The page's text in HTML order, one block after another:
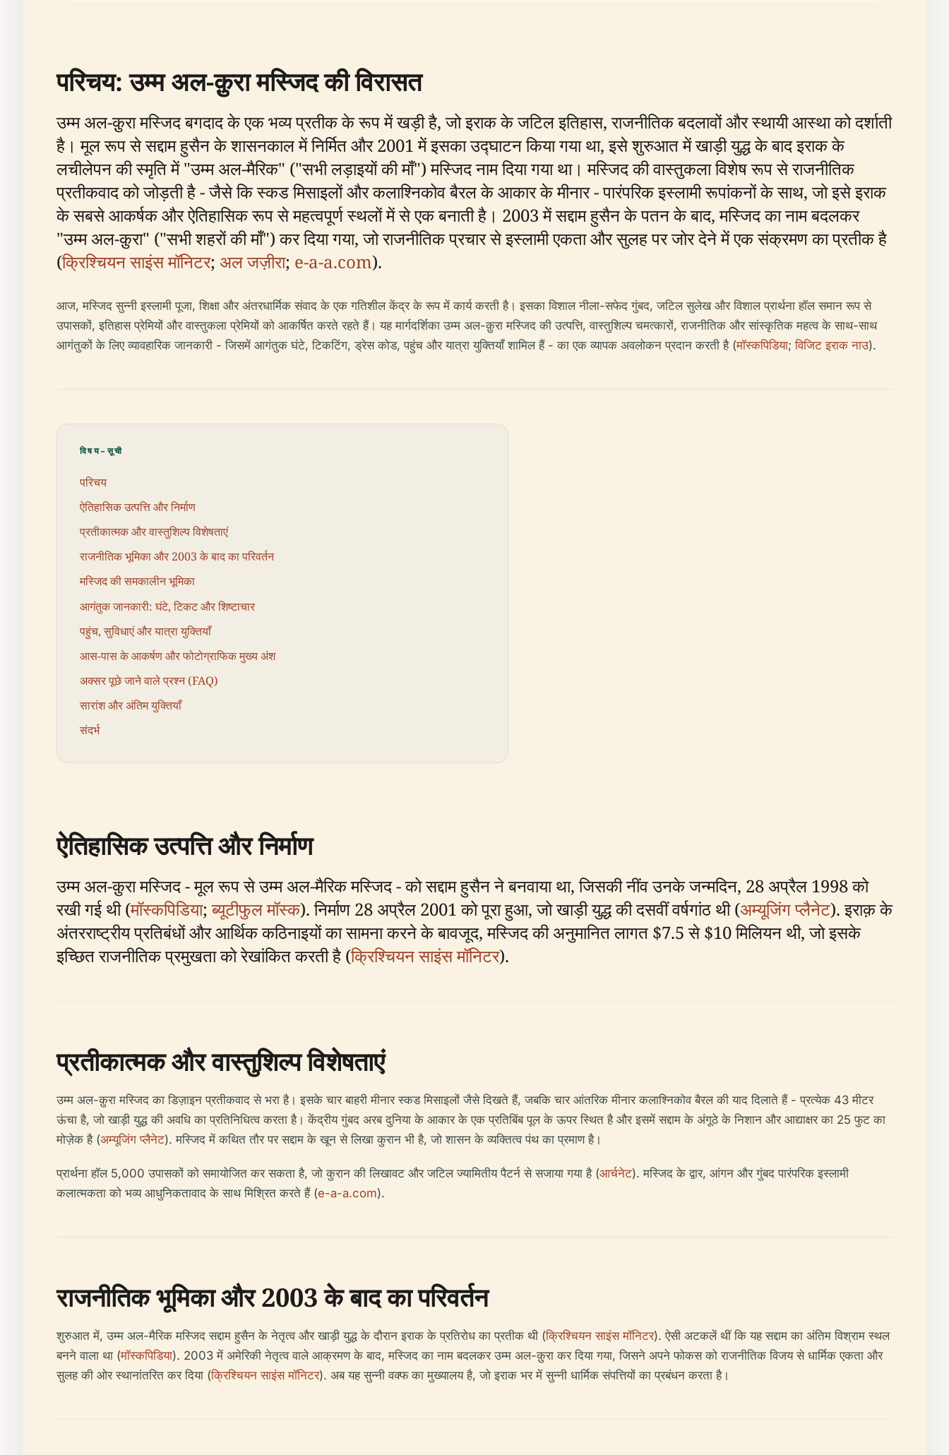
परिचय: उम्म अल-क़ुरा मस्जिद की विरासत
उम्म अल-क़ुरा मस्जिद बगदाद के एक भव्य प्रतीक के रूप में खड़ी है, जो इराक के जटिल इतिहास, राजनीतिक बदलावों और स्थायी आस्था को दर्शाती
है। मूल रूप से सद्दाम हुसैन के शासनकाल में निर्मित और 2001 में इसका उद्घाटन किया गया था, इसे शुरुआत में खाड़ी युद्ध के बाद इराक के
लचीलेपन की स्मृति में "उम्म अल-मैरिक" ("सभी लड़ाइयों की माँ") मस्जिद नाम दिया गया था। मस्जिद की वास्तुकला विशेष रूप से राजनीतिक
प्रतीकवाद को जोड़ती है - जैसे कि स्कड मिसाइलों और कलाश्निकोव बैरल के आकार के मीनार - पारंपरिक इस्लामी रूपांकनों के साथ, जो इसे इराक
के सबसे आकर्षक और ऐतिहासिक रूप से महत्वपूर्ण स्थलों में से एक बनाती है। 2003 में सद्दाम हुसैन के पतन के बाद, मस्जिद का नाम बदलकर
"उम्म अल-क़ुरा" ("सभी शहरों की माँ") कर दिया गया, जो राजनीतिक प्रचार से इस्लामी एकता और सुलह पर जोर देने में एक संक्रमण का प्रतीक है
(क्रिश्चियन साइंस मॉनिटर; अल जज़ीरा; e-a-a.com).
आज, मस्जिद सुन्नी इस्लामी पूजा, शिक्षा और अंतरधार्मिक संवाद के एक गतिशील केंद्र के रूप में कार्य करती है। इसका विशाल नीला-सफेद गुंबद, जटिल सुलेख और विशाल प्रार्थना हॉल समान रूप से
उपासकों, इतिहास प्रेमियों और वास्तुकला प्रेमियों को आकर्षित करते रहते हैं। यह मार्गदर्शिका उम्म अल-क़ुरा मस्जिद की उत्पत्ति, वास्तुशिल्प चमत्कारों, राजनीतिक और सांस्कृतिक महत्व के साथ-साथ
आगंतुकों के लिए व्यावहारिक जानकारी - जिसमें आगंतुक घंटे, टिकटिंग, ड्रेस कोड, पहुंच और यात्रा युक्तियाँ शामिल हैं - का एक व्यापक अवलोकन प्रदान करती है (मॉस्कपिडिया;विजिट इराक नाउ).
विषय-सूची
परिचय
ऐतिहासिक उत्पत्ति और निर्माण
प्रतीकात्मक और वास्तुशिल्प विशेषताएं
राजनीतिक भूमिका और 2003 के बाद का परिवर्तन
मस्जिद की समकालीन भूमिका
आगंतुक जानकारी: घंटे, टिकट और शिष्टाचार
पहुंच, सुविधाएं और यात्रा युक्तियाँ
आस-पास के आकर्षण और फोटोग्राफिक मुख्य अंश
अक्सर पूछे जाने वाले प्रश्न (FAQ)
सारांश और अंतिम युक्तियाँ
संदर्भ
ऐतिहासिक उत्पत्ति और निर्माण
उम्म अल-क़ुरा मस्जिद - मूल रूप से उम्म अल-मैरिक मस्जिद - को सद्दाम हुसैन ने बनवाया था, जिसकी नींव उनके जन्मदिन, 28 अप्रैल 1998 को
रखी गई थी (मॉस्कपिडिया;ब्यूटीफुल मॉस्क). निर्माण 28 अप्रैल 2001 को पूरा हुआ, जो खाड़ी युद्ध की दसवीं वर्षगांठ थी (अम्यूजिंग प्लैनेट). इराक़ के
अंतरराष्ट्रीय प्रतिबंधों और आर्थिक कठिनाइयों का सामना करने के बावजूद, मस्जिद की अनुमानित लागत $7.5 से $10 मिलियन थी, जो इसके
इच्छित राजनीतिक प्रमुखता को रेखांकित करती है (क्रिश्चियन साइंस मॉनिटर).
प्रतीकात्मक और वास्तुशिल्प विशेषताएं
उम्म अल-क़ुरा मस्जिद का डिज़ाइन प्रतीकवाद से भरा है। इसके चार बाहरी मीनार स्कड मिसाइलों जैसे दिखते हैं, जबकि चार आंतरिक मीनार कलाश्निकोव बैरल की याद दिलाते हैं - प्रत्येक 43 मीटर
ऊंचा है, जो खाड़ी युद्ध की अवधि का प्रतिनिधित्व करता है। केंद्रीय गुंबद अरब दुनिया के आकार के एक प्रतिबिंब पूल के ऊपर स्थित है और इसमें सद्दाम के अंगूठे के निशान और आद्याक्षर का 25 फुट का
मोज़ेक है (अम्यूजिंग प्लैनेट). मस्जिद में कथित तौर पर सद्दाम के खून से लिखा कुरान भी है, जो शासन के व्यक्तित्व पंथ का प्रमाण है।
प्रार्थना हॉल 5,000 उपासकों को समायोजित कर सकता है, जो कुरान की लिखावट और जटिल ज्यामितीय पैटर्न से सजाया गया है (आर्चनेट). मस्जिद के द्वार, आंगन और गुंबद पारंपरिक इस्लामी
कलात्मकता को भव्य आधुनिकतावाद के साथ मिश्रित करते हैं (e-a-a.com).
राजनीतिक भूमिका और 2003 के बाद का परिवर्तन
शुरुआत में, उम्म अल-मैरिक मस्जिद सद्दाम हुसैन के नेतृत्व और खाड़ी युद्ध के दौरान इराक के प्रतिरोध का प्रतीक थी (क्रिश्चियन साइंस मॉनिटर). ऐसी अटकलें थीं कि यह सद्दाम का अंतिम विश्राम स्थल
बनने वाला था (मॉस्कपिडिया). 2003 में अमेरिकी नेतृत्व वाले आक्रमण के बाद, मस्जिद का नाम बदलकर उम्म अल-क़ुरा कर दिया गया, जिसने अपने फोकस को राजनीतिक विजय से धार्मिक एकता और
सुलह की ओर स्थानांतरित कर दिया (क्रिश्चियन साइंस मॉनिटर). अब यह सुन्नी वक्फ का मुख्यालय है, जो इराक भर में सुन्नी धार्मिक संपत्तियों का प्रबंधन करता है।